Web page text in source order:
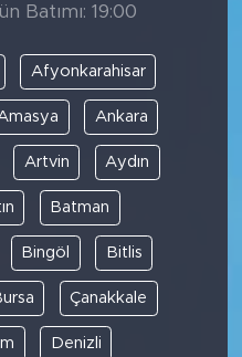
Batımı: 19:00
Afyonkarahisar
Ankara
Artvin Aydın
Batman
Bingöl Bitlis
Çanakkale
Denizli